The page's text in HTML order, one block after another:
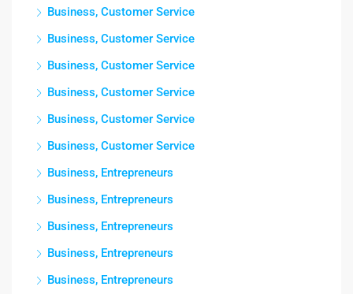
Business, Customer Service
Business, Customer Service
Business, Customer Service
Business, Customer Service
Business, Customer Service
Business, Customer Service
Business, Entrepreneurs
Business, Entrepreneurs
Business, Entrepreneurs
Business, Entrepreneurs
Business, Entrepreneurs